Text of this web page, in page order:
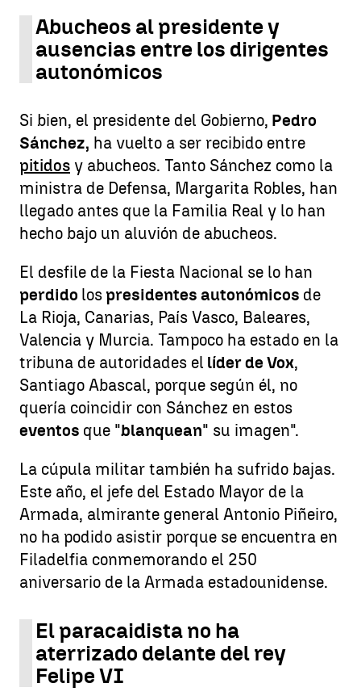
Abucheos al presidente y
ausencias entre los dirigentes
autonómicos
Si bien, el presidente del Gobierno, Pedro
Sánchez, ha vuelto a ser recibido entre
pitidos y abucheos. Tanto Sánchez como la
ministra de Defensa, Margarita Robles, han
llegado antes que la Familia Real y lo han
hecho bajo un aluvión de abucheos.
El desfile de la Fiesta Nacional se lo han
perdido lospresidentes autonómicos de
La Rioja, Canarias, País Vasco, Baleares,
Valencia y Murcia. Tampoco ha estado en la
tribuna de autoridades el líder de Vox,
Santiago Abascal, porque según él, no
quería coincidir con Sánchez en estos
eventos que "blanquean" su imagen".
La cúpula militar también ha sufrido bajas.
Este año, el jefe del Estado Mayor de la
Armada, almirante general Antonio Piñeiro,
no ha podido asistir porque se encuentra en
Filadelfia conmemorando el 250
aniversario de la Armada estadounidense.
El paracaidista no ha
aterrizado delante del rey
Felipe VI